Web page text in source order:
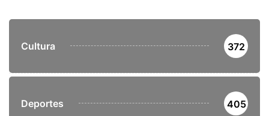
Cultura 372
Deportes 405